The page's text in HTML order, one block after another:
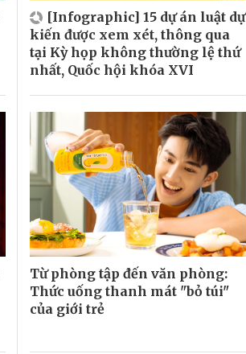
[Infographic] 15 dự án luật dự
kiến được xem xét, thông qua
tại Kỳ họp không thường lệ thứ
nhất, Quốc hội khóa XVI
Từ phòng tập đến văn phòng:
Thức uống thanh mát "bỏ túi"
của giới trẻ